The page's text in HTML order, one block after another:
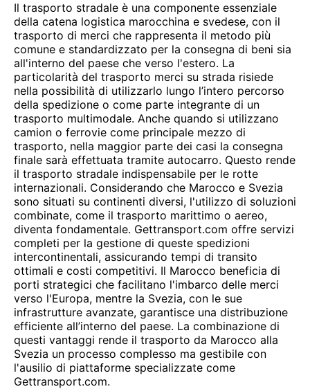
Il trasporto stradale è una componente essenziale
della catena logistica marocchina e svedese, con il
trasporto di merci che rappresenta il metodo più
comune e standardizzato per la consegna di beni sia
all'interno del paese che verso l'estero. La
particolarità del trasporto merci su strada risiede
nella possibilità di utilizzarlo lungo l’intero percorso
della spedizione o come parte integrante di un
trasporto multimodale. Anche quando si utilizzano
camion o ferrovie come principale mezzo di
trasporto, nella maggior parte dei casi la consegna
finale sarà effettuata tramite autocarro. Questo rende
il trasporto stradale indispensabile per le rotte
internazionali. Considerando che Marocco e Svezia
sono situati su continenti diversi, l'utilizzo di soluzioni
combinate, come il trasporto marittimo o aereo,
diventa fondamentale. Gettransport.com offre servizi
completi per la gestione di queste spedizioni
intercontinentali, assicurando tempi di transito
ottimali e costi competitivi. Il Marocco beneficia di
porti strategici che facilitano l'imbarco delle merci
verso l'Europa, mentre la Svezia, con le sue
infrastrutture avanzate, garantisce una distribuzione
efficiente all’interno del paese. La combinazione di
questi vantaggi rende il trasporto da Marocco alla
Svezia un processo complesso ma gestibile con
l'ausilio di piattaforme specializzate come
Gettransport.com.